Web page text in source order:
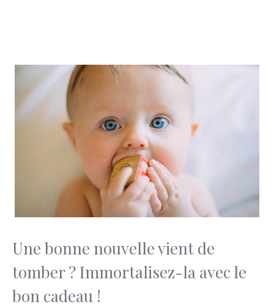
Une bonne nouvelle vient de
tomber ? Immortalisez-la avec le
bon cadeau !